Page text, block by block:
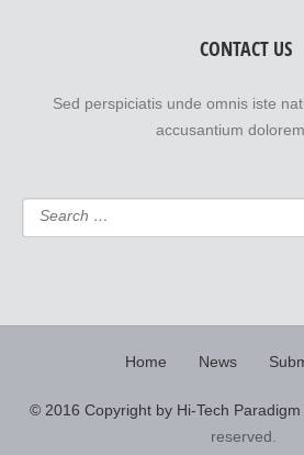
CONTACT US
Sed perspiciatis unde omnis iste
accusantium
Home News
© 2016 Copyright by Hi-Tech Paradigm
reserved.